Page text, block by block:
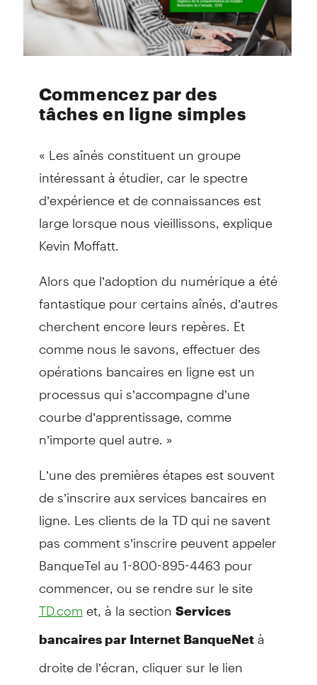
Commencez par des
tâches en ligne simples
« Les aînés constituent un groupe
intéressant à étudier, car le spectre
d’expérience et de connaissances est
large lorsque nous vieillissons, explique
Kevin Moffatt.
Alors que l’adoption du numérique a été
fantastique pour certains aînés, d’autres
cherchent encore leurs repères. Et
comme nous le savons, effectuer des
opérations bancaires en ligne est un
processus qui s’accompagne d’une
courbe d’apprentissage, comme
n’importe quel autre. »
L’une des premières étapes est souvent
de s’inscrire aux services bancaires en
ligne. Les clients de la TD qui ne savent
pas comment s’inscrire peuvent appeler
BanqueTel au 1-800-895-4463 pour
commencer, ou se rendre sur le site
TD.com et, à la section Services
bancaires par Internet BanqueNetà
droite de l’écran, cliquer sur le lien